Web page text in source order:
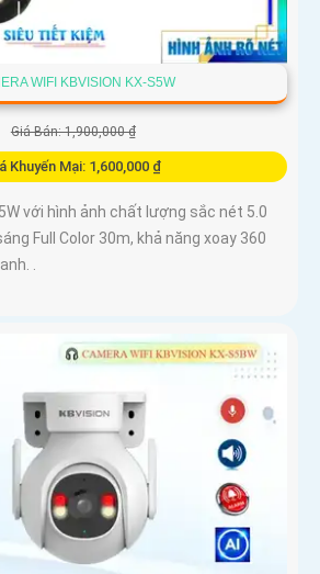
WIFI KBVISION KX-S5W
Giá Bán: 1,900,000 ₫
Khuyến Mại: 1,600,000 ₫
với hình ảnh chất lượng sắc nét 5.0
Full Color 30m, khả năng xoay 360
.